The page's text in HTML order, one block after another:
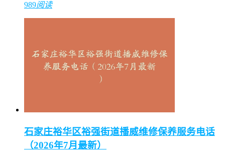
989阅读
石家庄裕华区裕强街道播威维修保养服务电话
（2026年7月最新）